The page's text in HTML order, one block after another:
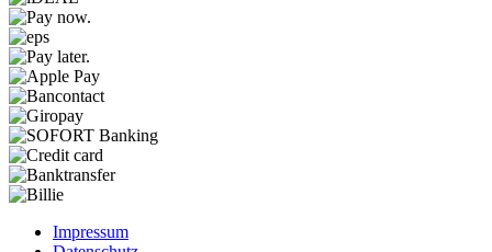
Impressum